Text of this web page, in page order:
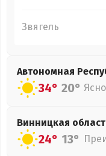
Звягель
Автономная
34° 20° Ясно
Винницкая
24° 13°